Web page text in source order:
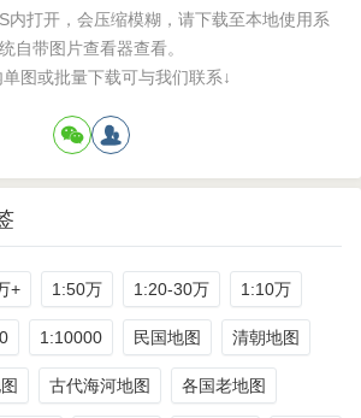
内打开，会压缩模糊，请下载至本地使用系
统自带图片查看器查看。
单图或批量下载可与我们联系↓
+ 1:50万 1:20-30万 1:10万
1:10000 民国地图 清朝地图
古代海河地图 各国老地图